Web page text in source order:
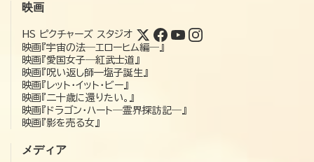
映画
HS ピクチャーズ スタジオ
映画『宇宙の法―エローヒム編―』
映画『愛国女子―紅武士道』
映画『呪い返し師—塩子誕生』
映画『レット・イット・ビー』
映画『二十歳に還りたい。』
映画『ドラゴン・ハート―霊界探訪記―』
映画『影を売る女』
メディア